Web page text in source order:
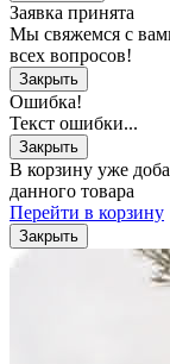
Заявка принята
Мы свяжемся с
всех вопросов!
Закрыть
Ошибка!
Текст ошибки...
Закрыть
В корзину уже
данного товара
Перейти в корзину
Закрыть